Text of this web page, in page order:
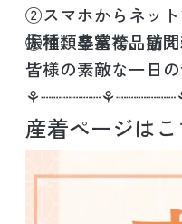
②スマホからネッ
③種類豊富な品揃え
振袖、卒業袴、訪
皆様の素敵な一日
産着ページはこ